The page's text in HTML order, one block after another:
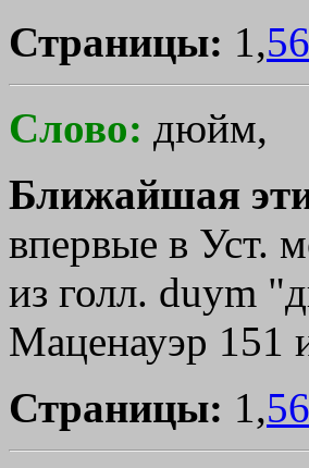
Страницы: 1,
Слово: дюйм,
Ближайшая
впервые в Уст.
из голл. duym
Маценауэр 151
Страницы: 1,